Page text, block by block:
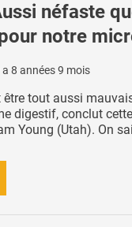
néfaste
notre
a 8 années 9 mois
être tout aussi
digestif, conclut
Young (Utah). On